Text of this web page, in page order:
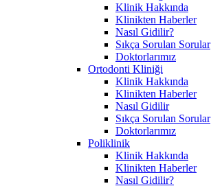
Klinik Hakkında
Klinikten Haberler
Nasıl Gidilir?
Sıkça Sorulan Sorular
Doktorlarımız
Ortodonti Kliniği
Klinik Hakkında
Klinikten Haberler
Nasıl Gidilir
Sıkça Sorulan Sorular
Doktorlarımız
Poliklinik
Klinik Hakkında
Klinikten Haberler
Nasıl Gidilir?